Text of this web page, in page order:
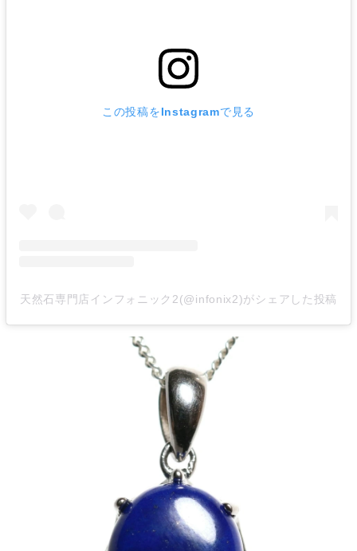
この投稿をInstagramで見る
天然石専門店インフォニック2(@infonix2)がシェアした投稿